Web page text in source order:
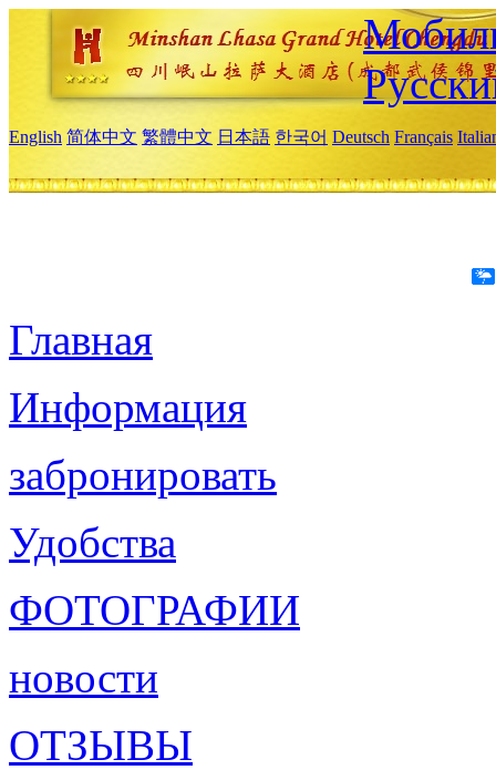
English 简体中文 繁體中文 日本語 한국어 Deutsch Français
Главная
Информация
забронировать
Удобства
ФОТОГРАФИИ
новости
ОТЗЫВЫ